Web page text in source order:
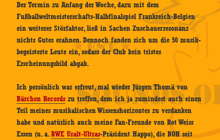
Der Termin zu Anfang der Woche, dazu mit dem
Fußballweltmeisterschafts-Halbfinalspiel Frankreich-Belgien
ein weiterer Störfaktor, ließ in Sachen Zuschauerresonanz
nichts Gutes erahnen. Dennoch fanden sich um die 50 musik-
begeisterte Leute ein, sodass der Club kein tristes
Erscheinungsbild abgab.
Ich persönlich war erfreut, mal wieder Jürgen Thomä von
Bärchen Records zu treffen, dem ich ja zumindest auch einen
Teil meines musikalischen Wissenshorizontes zu verdanken
habe und natürlich auch meine Fan-Freunde von Rot Weiss
Essen (u. a.RWE Uralt-Ultras-Präsident Happo), die BOH seit